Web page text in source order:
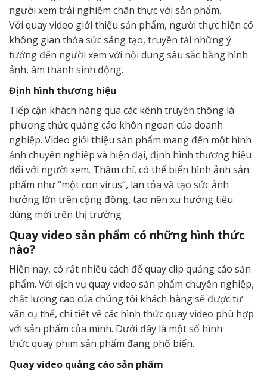
người xem trải nghiệm chân thực với sản phẩm.
Với quay video giới thiệu sản phẩm, người thực hiện có
không gian thỏa sức sáng tạo, truyền tải những ý
tưởng đến người xem với nội dung sâu sắc bằng hình
ảnh, âm thanh sinh động.
Định hình thương hiệu
Tiếp cận khách hàng qua các kênh truyền thông là
phương thức quảng cáo khôn ngoan của doanh
nghiệp. Video giới thiệu sản phẩm mang đến một hình
ảnh chuyên nghiệp và hiện đại, định hình thương hiệu
đối với người xem. Thậm chí, có thể biến hình ảnh sản
phẩm như “một con virus”, lan tỏa và tạo sức ảnh
hưởng lớn trên cộng đồng, tạo nên xu hướng tiêu
dùng mới trên thị trường
Quay video sản phẩm có những hình thức
nào?
Hiện nay, có rất nhiều cách để quay clip quảng cáo sản
phẩm. Với dịch vụ quay video sản phẩm chuyên nghiệp,
chất lượng cao của chúng tôi khách hàng sẽ được tư
vấn cụ thể, chi tiết về các hình thức quay video phù hợp
với sản phẩm của mình. Dưới đây là một số hình
thức quay phim sản phẩm đang phổ biến.
Quay video quảng cáo sản phẩm